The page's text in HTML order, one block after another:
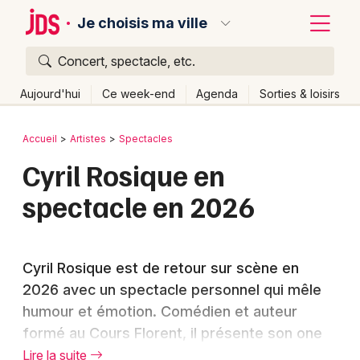
Je choisis ma ville
Concert, spectacle, etc.
Aujourd'hui Ce week-end Agenda Sorties & loisirs
Publier un événement
Activité & Expérience
Manifestations
Foires & salons
Bordeaux
Colmar
Lyon
Mulhouse
Retour
Accueil Artistes Spectacles
Cyril Rosique en
spectacle en 2026
Cyril Rosique est de retour sur scène en
2026 avec un spectacle personnel qui mêle
humour et émotion. Comédien et auteur
formé au Cours Florent, il présente son one
man showSans repère
Lire la suite
Quoi ?
Où ?
Quand ?
Aujourd'hui
Demain Ce week-end Autre